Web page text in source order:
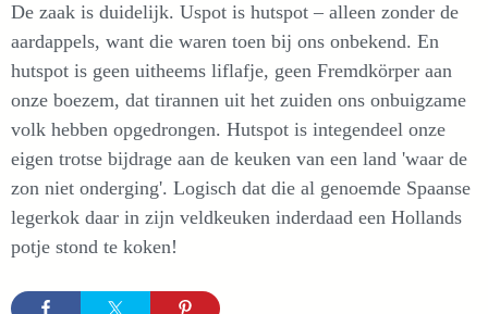
De zaak is duidelijk. Uspot is hutspot – alleen zonder de
aardappels, want die waren toen bij ons onbekend. En
hutspot is geen uitheems liflafje, geen Fremdkörper aan
onze boezem, dat tirannen uit het zuiden ons onbuigzame
volk hebben opgedrongen. Hutspot is integendeel onze
eigen trotse bijdrage aan de keuken van een land 'waar de
zon niet onderging'. Logisch dat die al genoemde Spaanse
legerkok daar in zijn veldkeuken inderdaad een Hollands
potje stond te koken!